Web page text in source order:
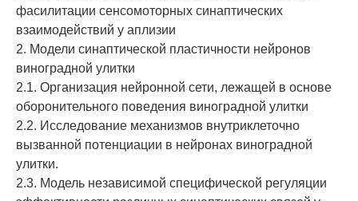
фасилитации сенсомоторных синаптических
взаимодействий у аплизии
2. Модели синаптической пластичности нейронов
виноградной улитки
2.1. Организация нейронной сети, лежащей в основе
оборонительного поведения виноградной улитки
2.2. Исследование механизмов внутриклеточно
вызванной потенциации в нейронах виноградной
улитки.
2.3. Модель независимой специфической регуляции